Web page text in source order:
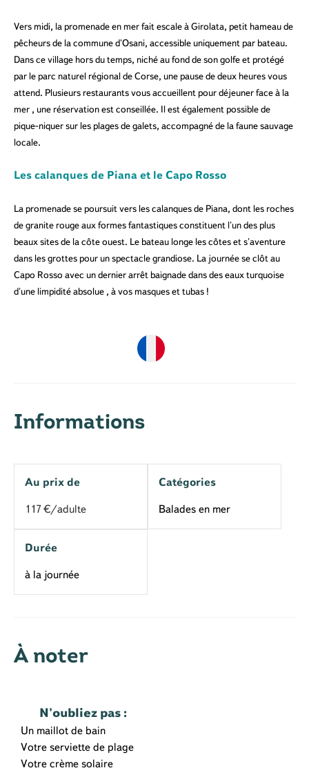
Vers midi, la promenade en mer fait escale à Girolata, petit hameau de
pêcheurs de la commune d'Osani, accessible uniquement par bateau.
Dans ce village hors du temps, niché au fond de son golfe et protégé
par le parc naturel régional de Corse, une pause de deux heures vous
attend. Plusieurs restaurants vous accueillent pour déjeuner face à la
mer , une réservation est conseillée. Il est également possible de
pique-niquer sur les plages de galets, accompagné de la faune sauvage
locale.
Les calanques de Piana et le Capo Rosso
La promenade se poursuit vers les calanques de Piana, dont les roches
de granite rouge aux formes fantastiques constituent l'un des plus
beaux sites de la côte ouest. Le bateau longe les côtes et s'aventure
dans les grottes pour un spectacle grandiose. La journée se clôt au
Capo Rosso avec un dernier arrêt baignade dans des eaux turquoise
d'une limpidité absolue , à vos masques et tubas !
Informations
Au prix de
117 €/adulte
Catégories
Balades en mer
Durée
à la journée
À noter
N'oubliez pas :
Un maillot de bain
Votre serviette de plage
Votre crème solaire